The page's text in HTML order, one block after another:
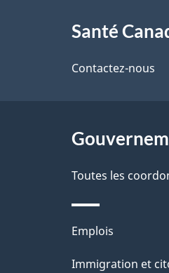
a
l
d
e
l
proposSanté
Contactez-nous
Toutes les
Thèmes
et
Emplois
Immigration et